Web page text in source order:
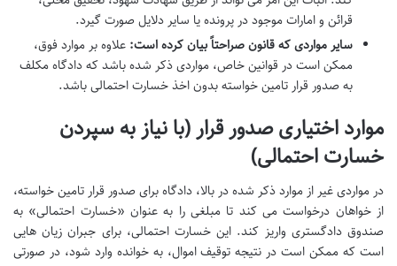
قرائن و امارات موجود در پرونده یا سایر دلایل صورت گیرد.
سایر مواردی که قانون صراحتاً بیان کرده است: علاوه بر موارد فوق،
ممکن است در قوانین خاص، مواردی ذکر شده باشد که دادگاه مکلف
به صدور قرار تامین خواسته بدون اخذ خسارت احتمالی باشد.
موارد اختیاری صدور قرار (با نیاز به سپردن
خسارت احتمالی)
در مواردی غیر از موارد ذکر شده در بالا، دادگاه برای صدور قرار تامین خواسته،
از خواهان درخواست می کند تا مبلغی را به عنوان «خسارت احتمالی» به
صندوق دادگستری واریز کند. این خسارت احتمالی، برای جبران زیان هایی
است که ممکن است در نتیجه توقیف اموال، به خوانده وارد شود، در صورتی